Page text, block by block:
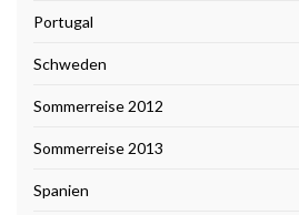
Portugal
Schweden
Sommerreise 2012
Sommerreise 2013
Spanien